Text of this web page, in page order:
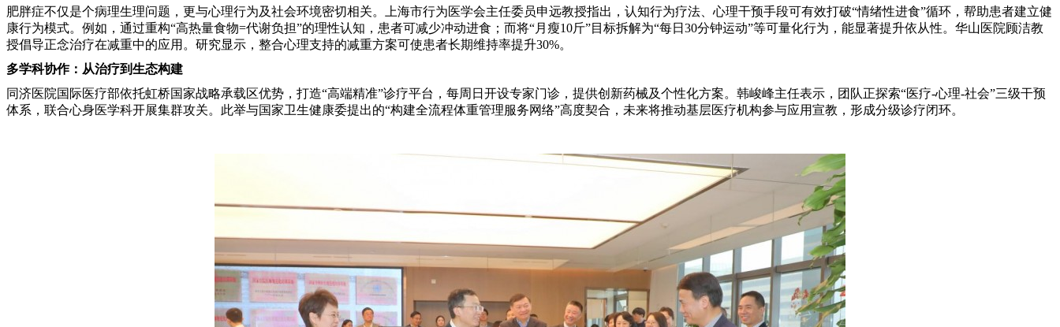
肥胖症不仅是个病理生理问题，更与心理行为及社会环境密切相关。上海市行为医学会主任委员申远教授指出，认知行为疗法、心理干预手段可有效打破“情绪性进食”循环，帮助患者建立健
康行为模式。例如，通过重构“高热量食物=代谢负担”的理性认知，患者可减少冲动进食；而将“月瘦10斤”目标拆解为“每日30分钟运动”等可量化行为，能显著提升依从性。华山医院顾洁教
授倡导正念治疗在减重中的应用。研究显示，整合心理支持的减重方案可使患者长期维持率提升30%。
多学科协作：从治疗到生态构建
同济医院国际医疗部依托虹桥国家战略承载区优势，打造“高端精准”诊疗平台，每周日开设专家门诊，提供创新药械及个性化方案。韩峻峰主任表示，团队正探索“医疗-心理-社会”三级干预
体系，联合心身医学科开展集群攻关。此举与国家卫生健康委提出的“构建全流程体重管理服务网络”高度契合，未来将推动基层医疗机构参与应用宣教，形成分级诊疗闭环。